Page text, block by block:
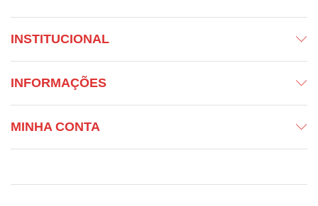
INSTITUCIONAL
INFORMAÇÕES
MINHA CONTA